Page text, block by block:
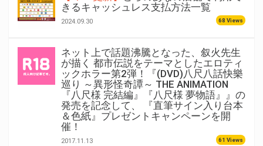
きるキャッシュレス支払方法一覧
2024.09.30 68 Views
ネット上で話題沸騰となった、叙火先生
が描く 都市伝説をテーマとしたエロティ
ックホラー第2弾！『(DVD)八尺八話快樂
巡り ～異形怪奇譚～ THE ANIMATION
『八尺様 完結編』『八尺様 夢物語』』の
発売を記念して、 『直筆サイン入り台本
＆色紙』プレゼントキャンペーンを開
催！
2017.11.13 61 Views